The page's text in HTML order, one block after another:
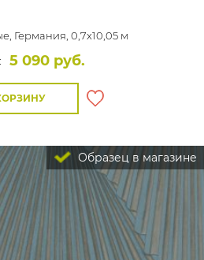
Германия, 0,7x10,05 м
5 090 руб.
Образец в магазине